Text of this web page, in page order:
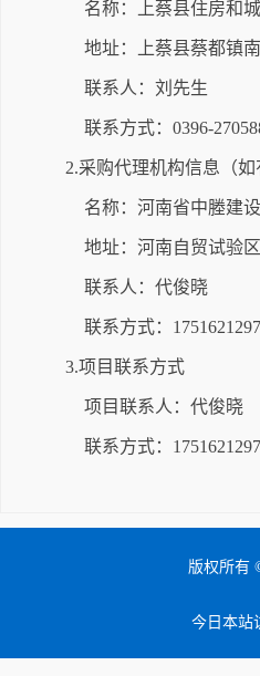
名称：上蔡县住房和
地址：上蔡县蔡都镇
联系人：刘先生
联系方式：0396-
2.采购代理机构信息（如
名称：河南省中塍建
地址：河南自贸试验
联系人：代俊晓
联系方式：
3.项目联系方式
项目联系人：代俊晓
联系方式：
版权所有
今日本站